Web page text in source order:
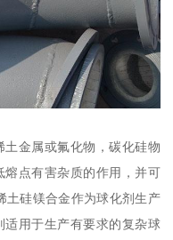
金属或氟化物，碳化硅物
点有害杂质的作用，并可
土硅镁合金作为球化剂生产
用于生产有要求的复杂球